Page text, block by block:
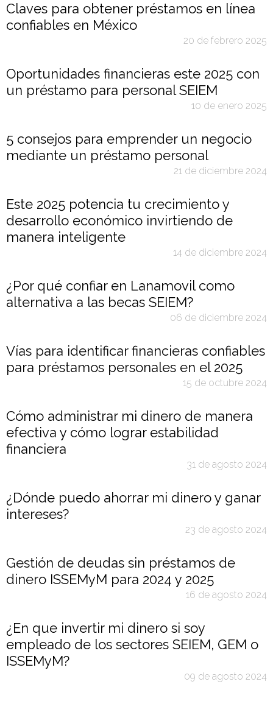
Claves para obtener préstamos en línea
confiables en México
20 de febrero 2025
Oportunidades financieras este 2025 con
un préstamo para personal SEIEM
10 de enero 2025
5 consejos para emprender un negocio
mediante un préstamo personal
21 de diciembre 2024
Este 2025 potencia tu crecimiento y
desarrollo económico invirtiendo de
manera inteligente
14 de diciembre 2024
¿Por qué confiar en Lanamovil como
alternativa a las becas SEIEM?
06 de diciembre 2024
Vías para identificar financieras confiables
para préstamos personales en el 2025
15 de octubre 2024
Cómo administrar mi dinero de manera
efectiva y cómo lograr estabilidad
financiera
31 de agosto 2024
¿Dónde puedo ahorrar mi dinero y ganar
intereses?
23 de agosto 2024
Gestión de deudas sin préstamos de
dinero ISSEMyM para 2024 y 2025
16 de agosto 2024
¿En que invertir mi dinero si soy
empleado de los sectores SEIEM, GEM o
ISSEMyM?
09 de agosto 2024